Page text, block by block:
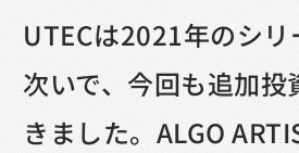
UTECは2021年のシリ
次いで、今回も追加投
きました。ALGO